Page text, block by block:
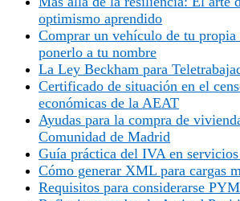
optimismo aprendido
Comprar un vehículo de tu propia
ponerlo a tu nombre
La Ley Beckham para
Certificado de situación en el
económicas de la AEAT
Ayudas para la compra de
Comunidad de Madrid
Guía práctica del IVA en
Cómo generar XML para cargas
Requisitos para considerarse